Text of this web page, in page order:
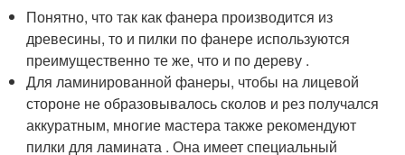
Понятно, что так как фанера производится из
древесины, то и пилки по фанере используются
преимущественно те же, что и по дереву .
Для ламинированной фанеры, чтобы на лицевой
стороне не образовывалось сколов и рез получался
аккуратным, многие мастера также рекомендуют
пилки для ламината . Она имеет специальный